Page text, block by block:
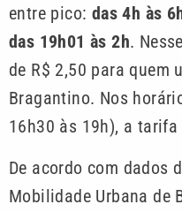
entre pico: das 4h às
das 19h01 às 2h.
de R$ 2,50 para quem
Bragantino. Nos
16h30 às 19h), a tarifa
De acordo com dados
Mobilidade Urbana de